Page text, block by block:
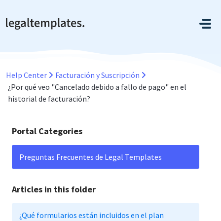
Help Center
Facturación y Suscripción
¿Por qué veo "Cancelado debido a fallo de pago" en el
historial de facturación?
Portal Categories
Preguntas Frecuentes de Legal Templates
Articles in this folder
¿Qué formularios están incluidos en el plan